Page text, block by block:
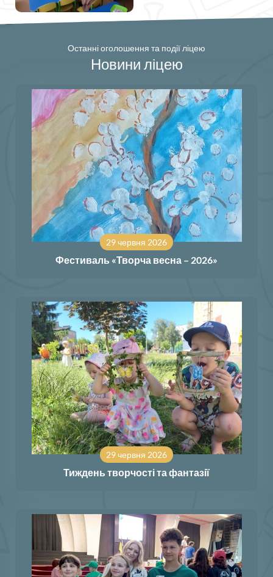
Останні оголошення та події ліцею
Новини ліцею
29 червня 2026
Фестиваль «Творча весна – 2026»
29 червня 2026
Тиждень творчості та фантазії